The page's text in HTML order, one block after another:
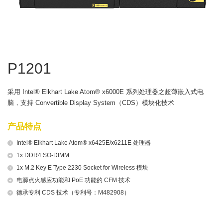
P1201
采用 Intel® Elkhart Lake Atom® x6000E 系列处理器之超薄嵌入式电
脑，支持 Convertible Display System（CDS）模块化技术
产品特点
Intel® Elkhart Lake Atom® x6425E/x6211E 处理器
1x DDR4 SO-DIMM
1x M.2 Key E Type 2230 Socket for Wireless 模块
电源点火感应功能和 PoE 功能的 CFM 技术
德承专利 CDS 技术（专利号：M482908）